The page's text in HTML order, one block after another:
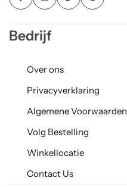
Bedrijf
Over ons
Privacyverklaring
Algemene Voorwaarden
Volg Bestelling
Winkellocatie
Contact Us